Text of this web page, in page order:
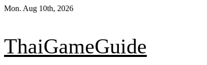
Skip
Mon. Aug 10th, 2026
ThaiGameGuide